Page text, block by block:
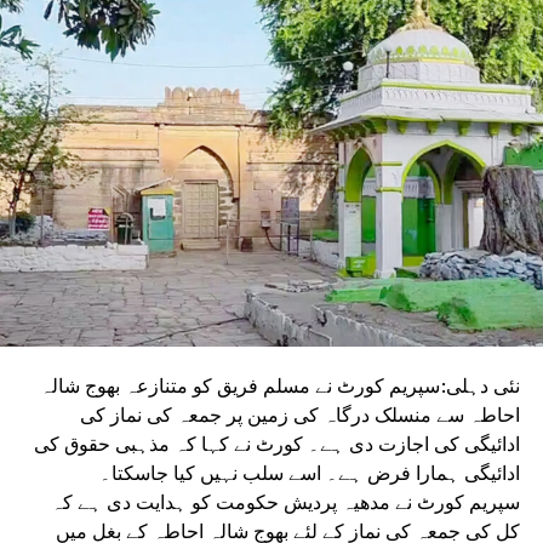
نئی دہلی:سپریم کورٹ نے مسلم فریق کو متنازعہ بھوج شالہ
احاطہ سے منسلک درگاہ کی زمین پر جمعہ کی نماز کی
ادائیگی کی اجازت دی ہے۔ کورٹ نے کہا کہ مذہبی حقوق کی
ادائیگی ہمارا فرض ہے۔ اسے سلب نہیں کیا جاسکتا۔
سپریم کورٹ نے مدھیہ پردیش حکومت کو ہدایت دی ہے کہ
کل کی جمعہ کی نماز کے لئے بھوج شالہ احاطہ کے بغل میں